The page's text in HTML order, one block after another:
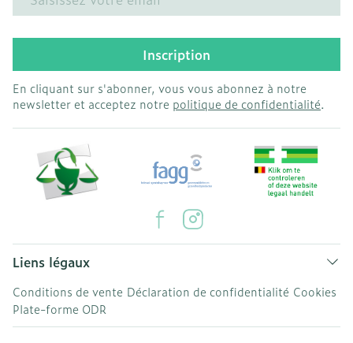
Inscription
En cliquant sur s'abonner, vous vous abonnez à notre
newsletter et acceptez notre politique de confidentialité.
Liens légaux
Conditions de vente Déclaration de confidentialité Cookies
Plate-forme ODR